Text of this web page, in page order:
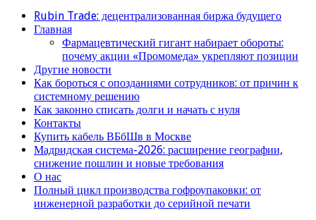
Rubin Trade: децентрализованная биржа будущего
Главная
Фармацевтический гигант набирает обороты:
почему акции «Промомеда» укрепляют позиции
Другие новости
Как бороться с опозданиями сотрудников: от причин к
системному решению
Как законно списать долги и начать с нуля
Контакты
Купить кабель ВБбШв в Москве
Мадридская система-2026: расширение географии,
снижение пошлин и новые требования
О нас
Полный цикл производства гофроупаковки: от
инженерной разработки до серийной печати